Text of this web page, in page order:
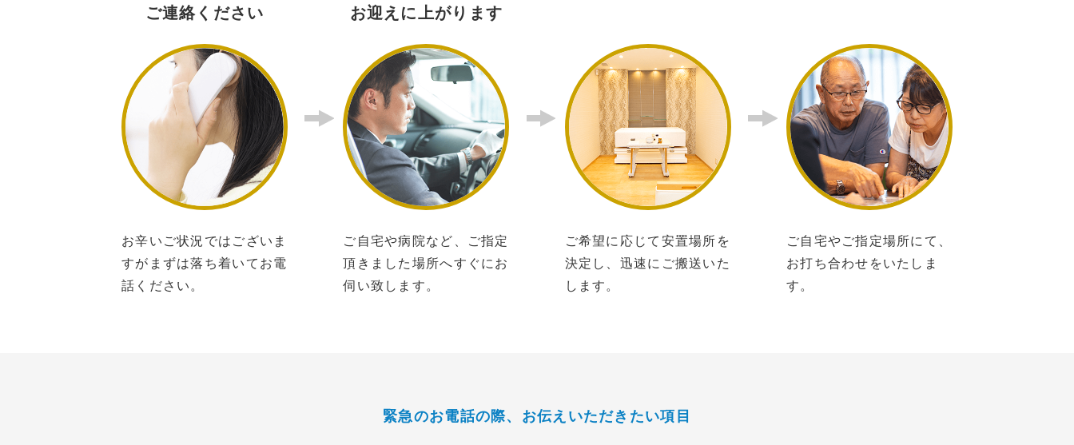
ご連絡ください
お辛いご状況ではございま
すがまずは落ち着いてお電
話ください。
お迎えに上がります
ご自宅や病院など、ご指定
頂きました場所へすぐにお
伺い致します。
ご希望に応じて安置場所を
決定し、迅速にご搬送いた
します。
ご自宅やご指定場所にて、
お打ち合わせをいたしま
す。
緊急のお電話の際、 お伝えいただきたい項目